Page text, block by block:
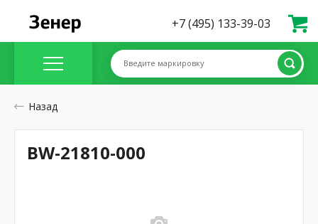
+7 (495) 133-39-03
Введите маркировку
Назад
BW-21810-000